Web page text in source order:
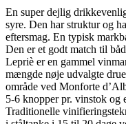
En super dejlig
syre. Den har struktur og
eftersmag. En typisk
Den er et godt match til
Lepriè er en gammel
mængde nøje udvalgte
område ved Monforte
5-6 knopper pr. vinstok og
Traditionelle